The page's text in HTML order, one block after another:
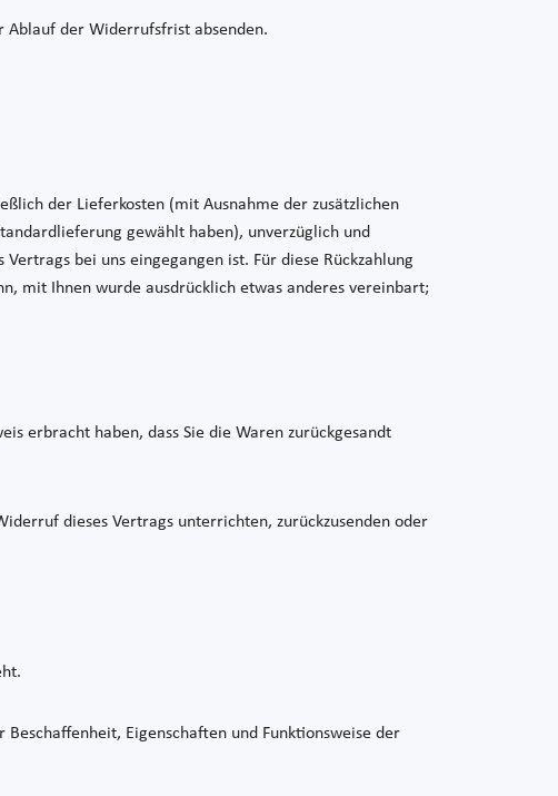
Ablauf der Widerrufsfrist absenden.
der Lieferkosten (mit Ausnahme der zusätzlichen
gewählt haben), unverzüglich und
bei uns eingegangen ist. Für diese Rückzahlung
mit Ihnen wurde ausdrücklich etwas anderes vereinbart;
erbracht haben, dass Sie die Waren zurückgesandt
dieses Vertrags unterrichten, zurückzusenden oder
Eigenschaften und Funktionsweise der